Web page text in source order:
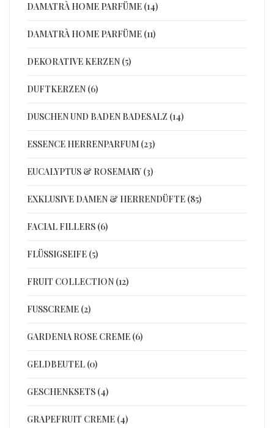
DAMATRÀ HOME PARFÜME (14)
DAMATRÀ HOME PARFÜME (11)
DEKORATIVE KERZEN (5)
DUFTKERZEN (6)
DUSCHEN UND BADEN BADESALZ (14)
ESSENCE HERRENPARFUM (23)
EUCALYPTUS & ROSEMARY (3)
EXKLUSIVE DAMEN & HERRENDÜFTE (85)
FACIAL FILLERS (6)
FLÜSSIGSEIFE (5)
FRUIT COLLECTION (12)
FUSSCREME (2)
GARDENIA ROSE CREME (6)
GELDBEUTEL (0)
GESCHENKSETS (4)
GRAPEFRUIT CREME (4)